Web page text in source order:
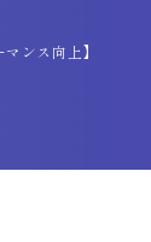
ンス向上】